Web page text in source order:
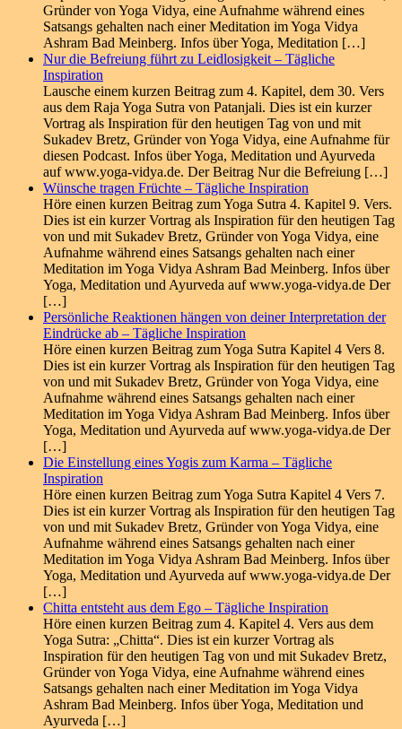
Gründer von Yoga Vidya, eine Aufnahme während eines
Satsangs gehalten nach einer Meditation im Yoga Vidya
Ashram Bad Meinberg. Infos über Yoga, Meditation […]
Nur die Befreiung führt zu Leidlosigkeit – Tägliche
Inspiration
Lausche einem kurzen Beitrag zum 4. Kapitel, dem 30. Vers
aus dem Raja Yoga Sutra von Patanjali. Dies ist ein kurzer
Vortrag als Inspiration für den heutigen Tag von und mit
Sukadev Bretz, Gründer von Yoga Vidya, eine Aufnahme für
diesen Podcast. Infos über Yoga, Meditation und Ayurveda
auf www.yoga-vidya.de. Der Beitrag Nur die Befreiung […]
Wünsche tragen Früchte – Tägliche Inspiration
Höre einen kurzen Beitrag zum Yoga Sutra 4. Kapitel 9. Vers.
Dies ist ein kurzer Vortrag als Inspiration für den heutigen Tag
von und mit Sukadev Bretz, Gründer von Yoga Vidya, eine
Aufnahme während eines Satsangs gehalten nach einer
Meditation im Yoga Vidya Ashram Bad Meinberg. Infos über
Yoga, Meditation und Ayurveda auf www.yoga-vidya.de Der
[…]
Persönliche Reaktionen hängen von deiner Interpretation der
Eindrücke ab – Tägliche Inspiration
Höre einen kurzen Beitrag zum Yoga Sutra Kapitel 4 Vers 8.
Dies ist ein kurzer Vortrag als Inspiration für den heutigen Tag
von und mit Sukadev Bretz, Gründer von Yoga Vidya, eine
Aufnahme während eines Satsangs gehalten nach einer
Meditation im Yoga Vidya Ashram Bad Meinberg. Infos über
Yoga, Meditation und Ayurveda auf www.yoga-vidya.de Der
[…]
Die Einstellung eines Yogis zum Karma – Tägliche
Inspiration
Höre einen kurzen Beitrag zum Yoga Sutra Kapitel 4 Vers 7.
Dies ist ein kurzer Vortrag als Inspiration für den heutigen Tag
von und mit Sukadev Bretz, Gründer von Yoga Vidya, eine
Aufnahme während eines Satsangs gehalten nach einer
Meditation im Yoga Vidya Ashram Bad Meinberg. Infos über
Yoga, Meditation und Ayurveda auf www.yoga-vidya.de Der
[…]
Chitta entsteht aus dem Ego – Tägliche Inspiration
Höre einen kurzen Beitrag zum 4. Kapitel 4. Vers aus dem
Yoga Sutra: „Chitta“. Dies ist ein kurzer Vortrag als
Inspiration für den heutigen Tag von und mit Sukadev Bretz,
Gründer von Yoga Vidya, eine Aufnahme während eines
Satsangs gehalten nach einer Meditation im Yoga Vidya
Ashram Bad Meinberg. Infos über Yoga, Meditation und
Ayurveda […]